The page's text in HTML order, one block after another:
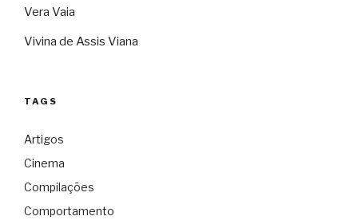
Vera Vaia
Vivina de Assis Viana
TAGS
Artigos
Cinema
Compilações
Comportamento